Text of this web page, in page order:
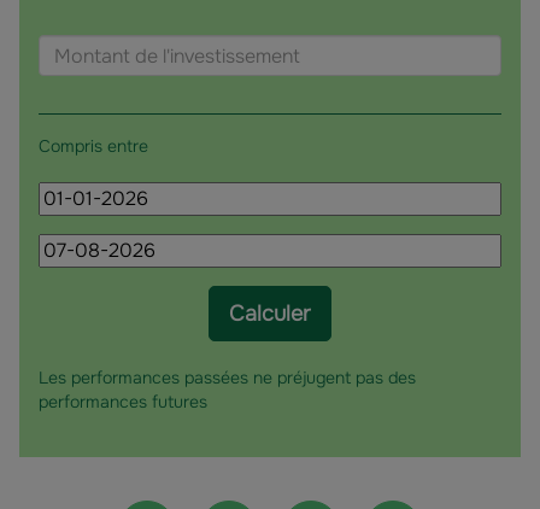
fonds
Montant
de
Compris entre
Date
de
début
Date
de
Calculer
Les performances passées ne préjugent pas des
performances futures